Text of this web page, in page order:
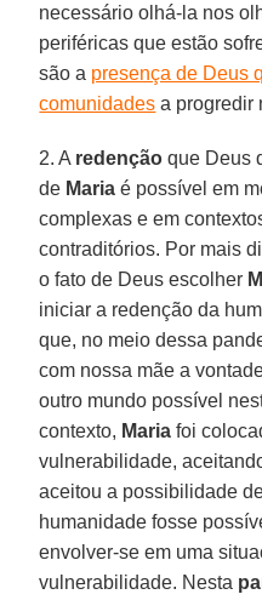
necessário olhá-la nos
periféricas que estão
são a presença de Deus
comunidades a progredir
2. A redenção que Deus
de Maria é possível em
complexas e em
contraditórios. Por mais
o fato de Deus escolher
iniciar a redenção da
que, no meio dessa
com nossa mãe a
outro mundo possível
contexto, Maria foi
vulnerabilidade,
aceitou a possibilidade
humanidade fosse
envolver-se em uma
vulnerabilidade. Nesta